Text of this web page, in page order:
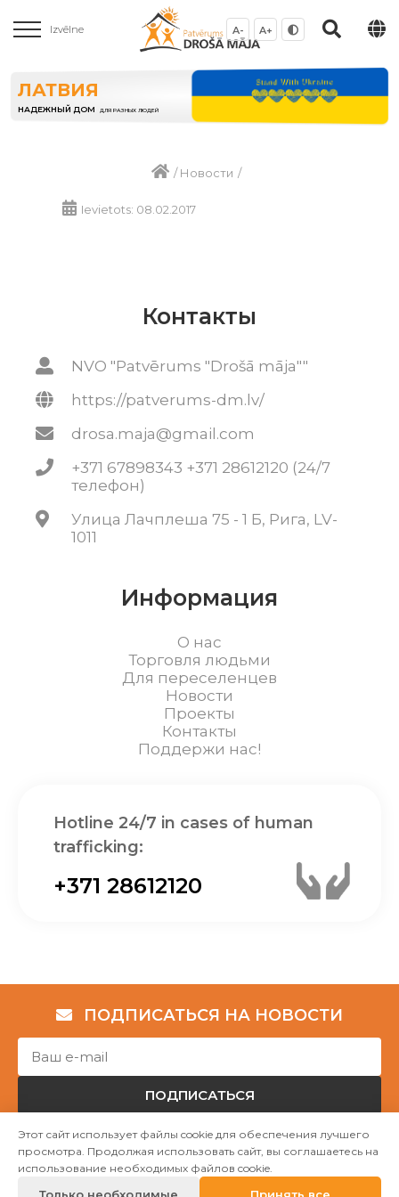
Izvēlne A- A+
ЛАТВИЯ
НАДЕЖНЫЙ ДОМ ДЛЯ РАЗНЫХ ЛЮДЕЙ
/Новости /
Ievietots: 08.02.2017
Контакты
NVO "Patvērums "Drošā māja""
https://patverums-dm.lv/
drosa.maja@gmail.com
+371 67898343 +371 28612120 (24/7
телефон)
Улица Лачплеша 75 - 1 Б, Рига, LV-
1011
Информация
О нас
Торговля людьми
Для переселенцев
Новости
Проекты
Контакты
Поддержи нас!
Hotline 24/7 in cases of human
trafficking:
+371 28612120
ПОДПИСАТЬСЯ НА НОВОСТИ
ПОДПИСАТЬСЯ
Авторские права © НГО „Убежище "Надёжный дом""
Этот сайт использует файлы cookie для обеспечения лучшего
просмотра. Продолжая использовать сайт, вы соглашаетесь на
использование необходимых файлов cookie.